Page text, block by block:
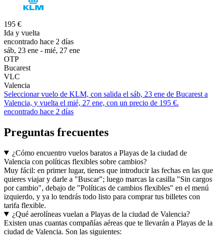
195 €
Ida y vuelta
encontrado hace 2 días
sáb, 23 ene - mié, 27 ene
OTP
Bucarest
VLC
Valencia
Seleccionar vuelo de KLM, con salida el sáb, 23 ene de Bucarest a
Valencia, y vuelta el mié, 27 ene, con un precio de 195 €.
encontrado hace 2 días
Preguntas frecuentes
¿Cómo encuentro vuelos baratos a Playas de la ciudad de
Valencia con políticas flexibles sobre cambios?
Muy fácil: en primer lugar, tienes que introducir las fechas en las que
quieres viajar y darle a "Buscar"; luego marcas la casilla "Sin cargos
por cambio", debajo de "Políticas de cambios flexibles" en el menú
izquierdo, y ya lo tendrás todo listo para comprar tus billetes con
tarifa flexible.
¿Qué aerolíneas vuelan a Playas de la ciudad de Valencia?
Existen unas cuantas compañías aéreas que te llevarán a Playas de la
ciudad de Valencia. Son las siguientes: